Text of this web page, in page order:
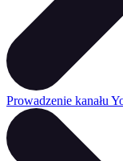
Prowadzenie kanału